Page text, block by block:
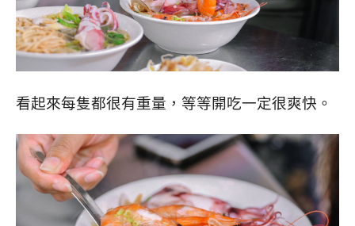
看起來每隻都很有重量，等等開吃一定很爽快。